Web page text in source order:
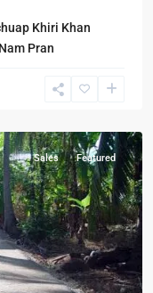
Khiri Khan
Pran
Sales Featured